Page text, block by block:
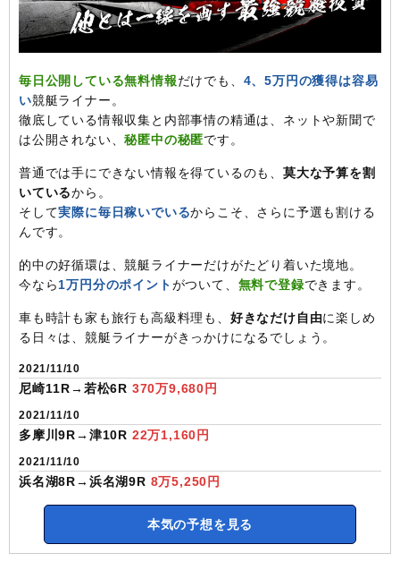
毎日公開している無料情報だけでも、 4、5万円の獲得は容易
い競艇ライナー。
徹底している情報収集と内部事情の精通は、ネットや新聞で
は公開されない、秘匿中の秘匿です。
普通では手にできない情報を得ているのも、 莫大な予算を割
いているから。
そして実際に毎日稼いでいるからこそ、さらに予選も割ける
んです。
的中の好循環は、競艇ライナーだけがたどり着いた境地。
今なら1万円分のポイントがついて、 無料で登録できます。
車も時計も家も旅行も高級料理も、 好きなだけ自由に楽しめ
る日々は、競艇ライナーがきっかけになるでしょう。
2021/11/10
尼崎11R→若松6R 370万9,680円
2021/11/10
多摩川9R→津10R 22万1,160円
2021/11/10
浜名湖8R→浜名湖9R 8万5,250円
本気の予想を見る